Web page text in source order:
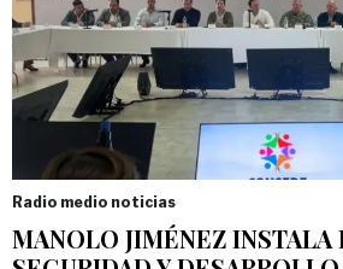
Radio medio noticias
MANOLO JIMÉNEZ INSTALA